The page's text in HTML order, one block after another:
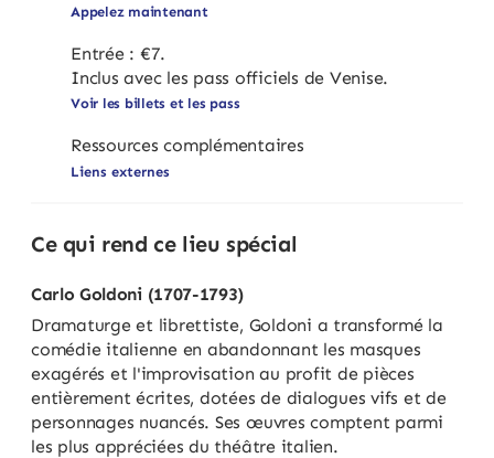
Appelez maintenant
Entrée : €7.
Inclus avec les pass officiels de Venise.
Voir les billets et les pass
Ressources complémentaires
Liens externes
Ce qui rend ce lieu spécial
Carlo Goldoni (1707-1793)
Dramaturge et librettiste, Goldoni a transformé la
comédie italienne en abandonnant les masques
exagérés et l'improvisation au profit de pièces
entièrement écrites, dotées de dialogues vifs et de
personnages nuancés. Ses œuvres comptent parmi
les plus appréciées du théâtre italien.